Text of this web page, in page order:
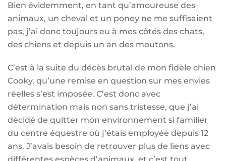
Bien évidemment, en tant qu’amoureuse des
animaux, un cheval et un poney ne me suffisaient
pas, j’ai donc toujours eu à mes côtés des chats,
des chiens et depuis un an des moutons.
C’est à la suite du décès brutal de mon fidèle chien
Cooky, qu’une remise en question sur mes envies
réelles s’est imposée. C’est donc avec
détermination mais non sans tristesse, que j’ai
décidé de quitter mon environnement si familier
du centre équestre où j’étais employée depuis 12
ans. J’avais besoin de retrouver plus de liens avec